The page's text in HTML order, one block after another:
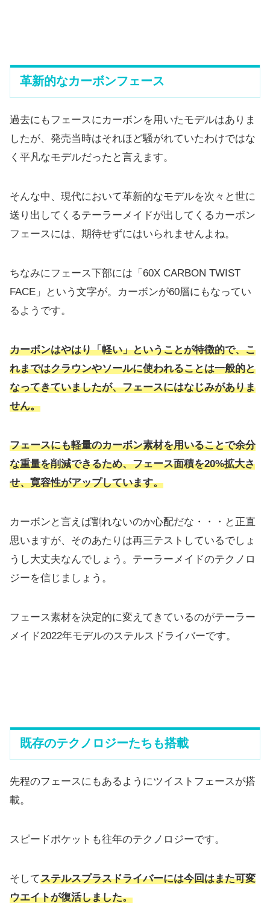
革新的なカーボンフェース
過去にもフェースにカーボンを用いたモデルはありま
したが、 発売当時はそれほど騒がれていたわけではな
く平凡なモデルだった と言えます。
そんな中、 現代において革新的なモデルを次々と世に
送り出してくるテーラー メイドが出してくるカーボン
フェースには、 期待せずにはいられませんよね。
ちなみにフェース下部には「60X CARBON TWIST
FACE」という文字が。カーボンが60層にもなってい
るようです。
カーボンはやはり「軽い」ということが特徴的で、こ
れまではクラウンやソールに使われることは一般的と
なってきていましたが、フェースにはなじみがありま
せん。
フェースにも軽量のカーボン素材を用いることで余分
な重量を削減できるため、フェース面積を20%拡大さ
せ、寛容性がアップしています。
カーボンと言えば割れないのか心配だな・・・と正直
思いますが、 そのあたりは再三テストしているでしょ
うし大丈夫なんでしょう。 テーラーメイドのテクノロ
ジーを信じましょう。
フェース素材を決定的に変えてきているのがテーラー
メイド2022年モデルのステルスドライバーです。
既存のテクノロジーたちも搭載
先程のフェースにもあるようにツイストフェースが搭
載。
スピードポケットも往年のテクノロジーです。
そしてステルスプラスドライバーには今回はまた可変
ウエイトが復活しました。